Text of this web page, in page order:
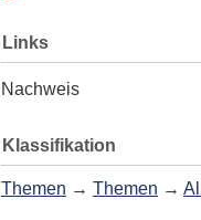
Links
Nachweis
Klassifikation
Themen → Themen →